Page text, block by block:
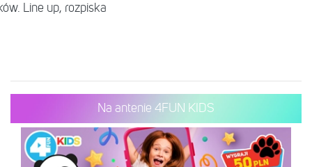
Line up, rozpiska
Na antenie 4FUN KIDS